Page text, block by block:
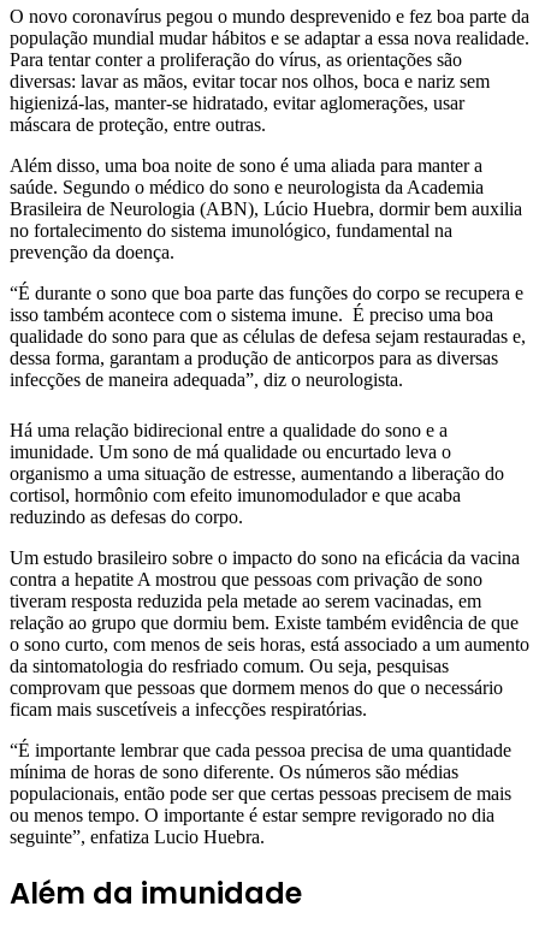
O novo coronavírus pegou o mundo desprevenido e fez boa parte da
população mundial mudar hábitos e se adaptar a essa nova realidade.
Para tentar conter a proliferação do vírus, as orientações são
diversas: lavar as mãos, evitar tocar nos olhos, boca e nariz sem
higienizá-las, manter-se hidratado, evitar aglomerações, usar
máscara de proteção, entre outras.
Além disso, uma boa noite de sono é uma aliada para manter a
saúde. Segundo o médico do sono e neurologista da Academia
Brasileira de Neurologia (ABN), Lúcio Huebra, dormir bem auxilia
no fortalecimento do sistema imunológico, fundamental na
prevenção da doença.
“É durante o sono que boa parte das funções do corpo se recupera e
isso também acontece com o sistema imune. É preciso uma boa
qualidade do sono para que as células de defesa sejam restauradas e,
dessa forma, garantam a produção de anticorpos para as diversas
infecções de maneira adequada”, diz o neurologista.
Há uma relação bidirecional entre a qualidade do sono e a
imunidade. Um sono de má qualidade ou encurtado leva o
organismo a uma situação de estresse, aumentando a liberação do
cortisol, hormônio com efeito imunomodulador e que acaba
reduzindo as defesas do corpo.
Um estudo brasileiro sobre o impacto do sono na eficácia da vacina
contra a hepatite A mostrou que pessoas com privação de sono
tiveram resposta reduzida pela metade ao serem vacinadas, em
relação ao grupo que dormiu bem. Existe também evidência de que
o sono curto, com menos de seis horas, está associado a um aumento
da sintomatologia do resfriado comum. Ou seja, pesquisas
comprovam que pessoas que dormem menos do que o necessário
ficam mais suscetíveis a infecções respiratórias.
“É importante lembrar que cada pessoa precisa de uma quantidade
mínima de horas de sono diferente. Os números são médias
populacionais, então pode ser que certas pessoas precisem de mais
ou menos tempo. O importante é estar sempre revigorado no dia
seguinte”, enfatiza Lucio Huebra.
Além da imunidade